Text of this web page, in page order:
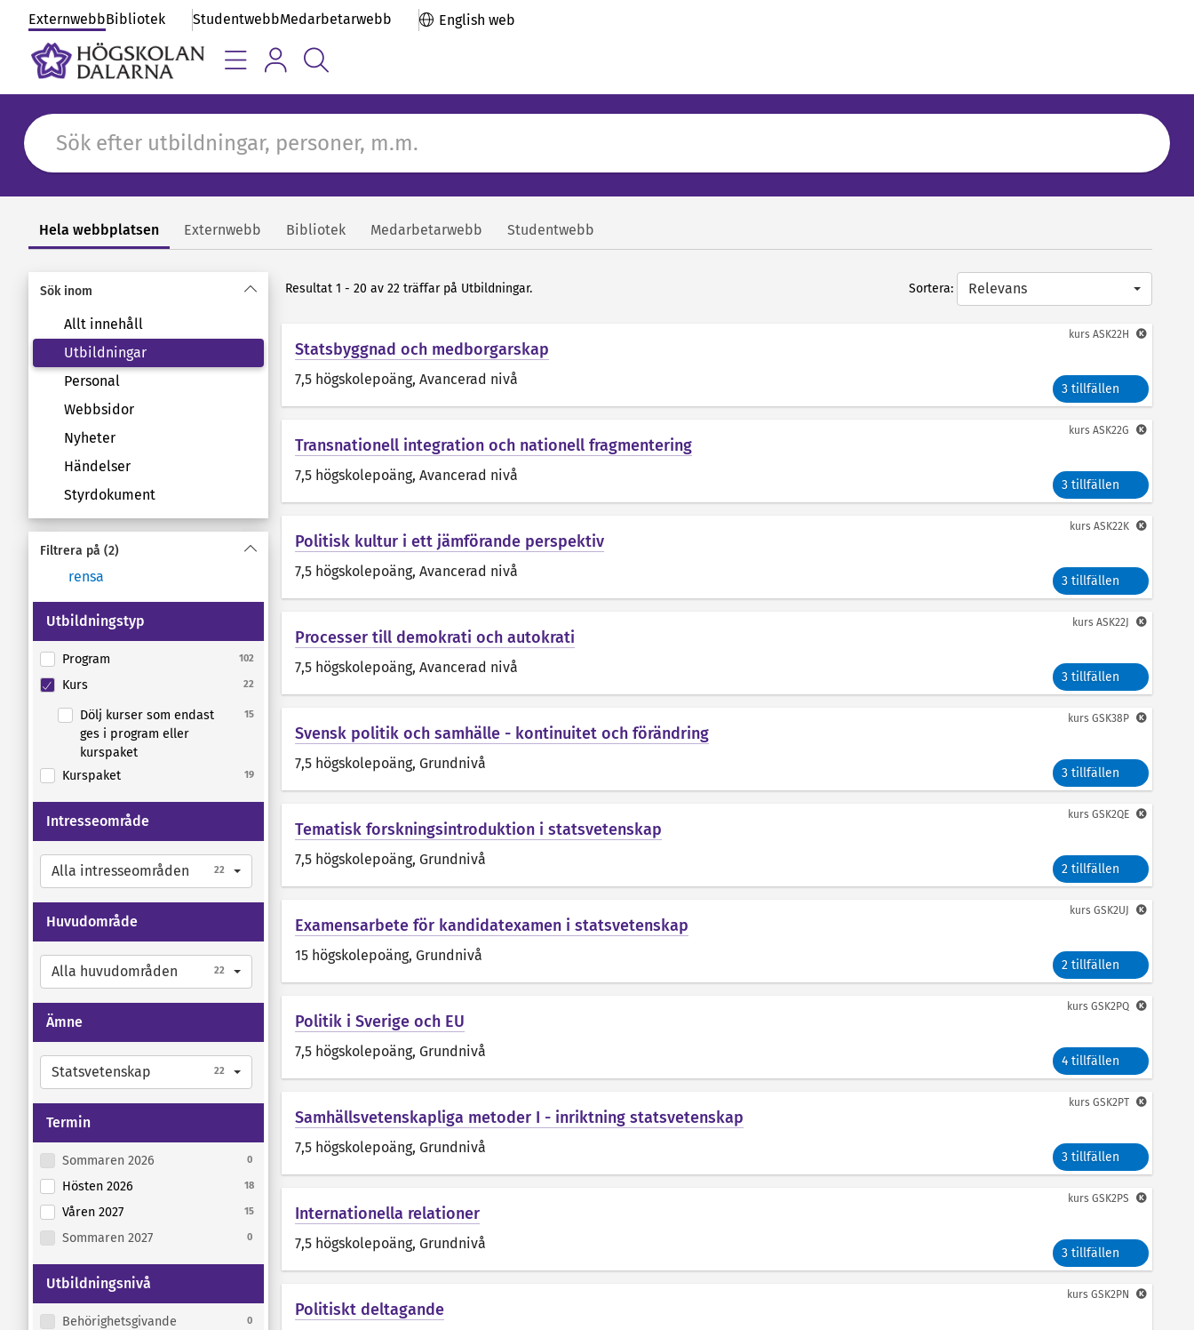
ExternwebbBibliotek StudentwebbMedarbetarwebb English web
Hela webbplatsen Externwebb Bibliotek Medarbetarwebb Studentwebb
Sök inom
Allt innehåll
Utbildningar
Personal
Webbsidor
Nyheter
Händelser
Styrdokument
Filtrera på (2)
rensa
Utbildningstyp
Program 102
Kurs 22
Dölj kurser som endast
ges i program eller
kurspaket
15
Kurspaket 19
Intresseområde
Alla intresseområden 22
Huvudområde
Alla huvudområden 22
Ämne
Statsvetenskap 22
Termin
Sommaren 2026 0
Hösten 2026 18
Våren 2027 15
Sommaren 2027 0
Utbildningsnivå
Behörighetsgivande
0
Resultat 1 - 20 av 22 träffar på Utbildningar. Sortera: Relevans
Statsbyggnad och medborgarskap
7,5 högskolepoäng, Avancerad nivå
3 tillfällen
kurs ASK22H
Transnationell integration och nationell fragmentering
7,5 högskolepoäng, Avancerad nivå
3 tillfällen
kurs ASK22G
Politisk kultur i ett jämförande perspektiv
7,5 högskolepoäng, Avancerad nivå
3 tillfällen
kurs ASK22K
Processer till demokrati och autokrati
7,5 högskolepoäng, Avancerad nivå
3 tillfällen
kurs ASK22J
Svensk politik och samhälle - kontinuitet och förändring
7,5 högskolepoäng, Grundnivå
3 tillfällen
kurs GSK38P
Tematisk forskningsintroduktion i statsvetenskap
7,5 högskolepoäng, Grundnivå
2 tillfällen
kurs GSK2QE
Examensarbete för kandidatexamen i statsvetenskap
15 högskolepoäng, Grundnivå
2 tillfällen
kurs GSK2UJ
Politik i Sverige och EU
7,5 högskolepoäng, Grundnivå
4 tillfällen
kurs GSK2PQ
Samhällsvetenskapliga metoder I - inriktning statsvetenskap
7,5 högskolepoäng, Grundnivå
3 tillfällen
kurs GSK2PT
Internationella relationer
7,5 högskolepoäng, Grundnivå
3 tillfällen
kurs GSK2PS
Politiskt deltagande
kurs GSK2PN